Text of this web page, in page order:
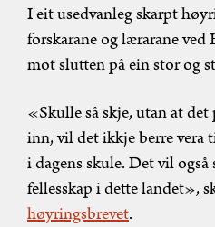
I eit usedvanleg skarpt
forskarane og lærarane
mot slutten på ein stor og
«Skulle så skje, utan at
inn, vil det ikkje berre vera
i dagens skule. Det vil også
fellesskap i dette landet»,
høyringsbrevet.